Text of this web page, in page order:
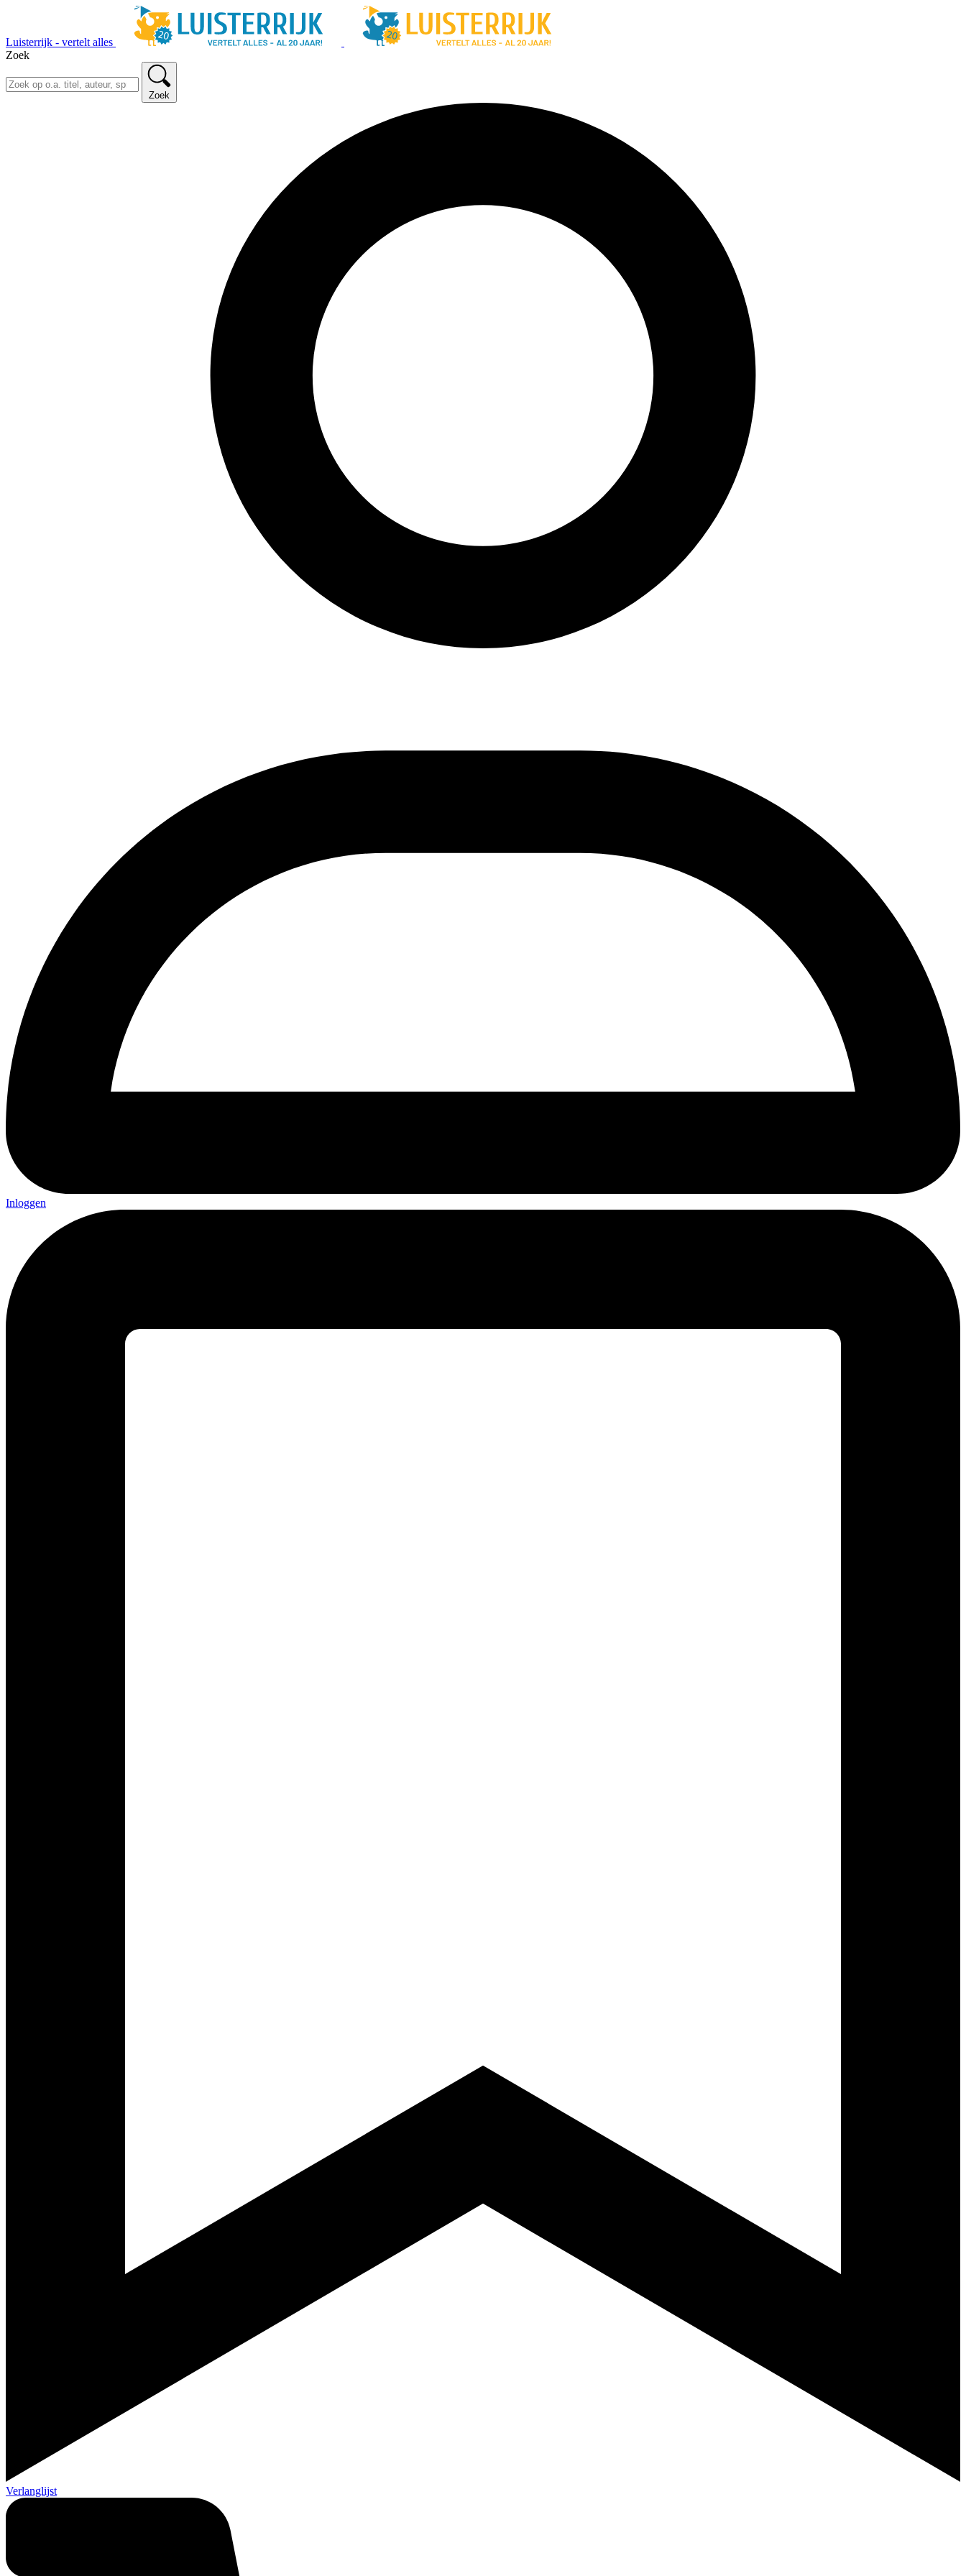
Luisterrijk - vertelt alles
Zoek
Zoek
Inloggen
Verlanglijst